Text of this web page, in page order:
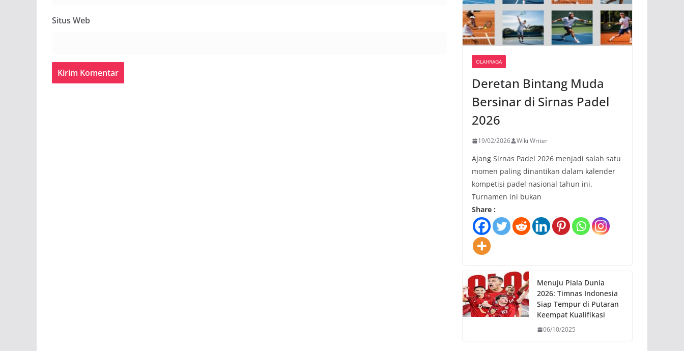
Situs Web
OLAHRAGA
Deretan Bintang Muda
Bersinar di Sirnas Padel
2026
19/02/2026 Wiki Writer
Ajang Sirnas Padel 2026 menjadi salah satu
momen paling dinantikan dalam kalender
kompetisi padel nasional tahun ini.
Turnamen ini bukan
Share :
Menuju Piala Dunia
2026: Timnas Indonesia
Siap Tempur di Putaran
Keempat Kualifikasi
06/10/2025